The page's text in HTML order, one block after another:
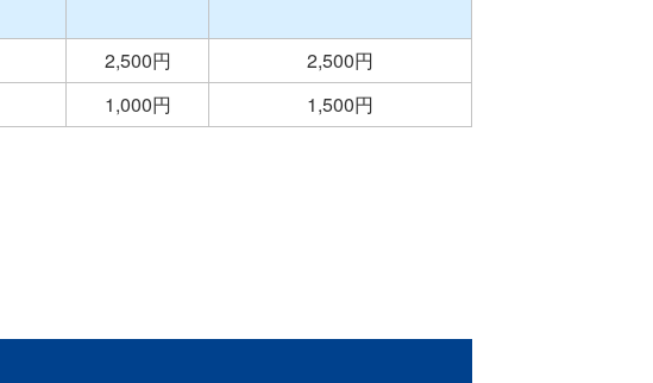
2,500円
2,500円
1,000円 1,500円